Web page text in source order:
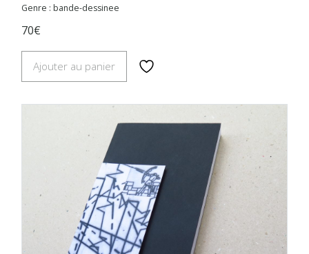
Genre : bande-dessinee
70€
Ajouter au panier